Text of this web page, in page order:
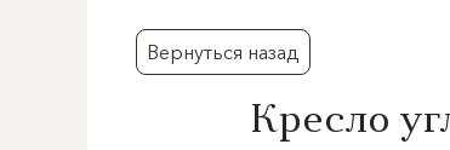
Вернуться назад
Кресло